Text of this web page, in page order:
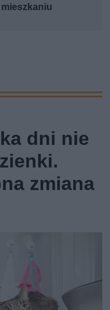
dni nie
zmiana